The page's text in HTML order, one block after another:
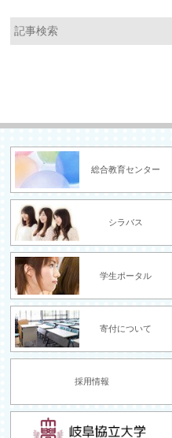
総合教育センター
シラバス
学生ポータル
寄付について
採用情報